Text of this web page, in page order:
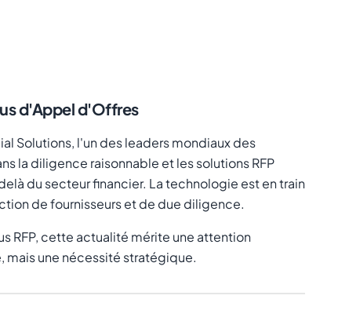
d'Appel d'Offres
Solutions, l'un des leaders mondiaux des
la diligence raisonnable et les solutions RFP
du secteur financier. La technologie est en train
de fournisseurs et de due diligence.
RFP, cette actualité mérite une attention
mais une nécessité stratégique.